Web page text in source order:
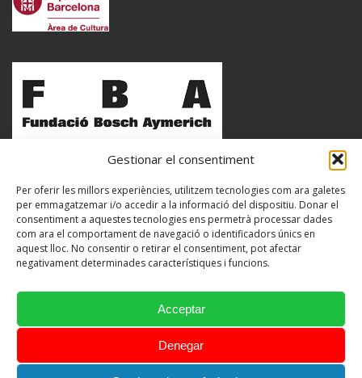
Gestionar el consentiment
Per oferir les millors experiències, utilitzem tecnologies com ara galetes
per emmagatzemar i/o accedir a la informació del dispositiu. Donar el
consentiment a aquestes tecnologies ens permetrà processar dades
com ara el comportament de navegació o identificadors únics en
aquest lloc. No consentir o retirar el consentiment, pot afectar
negativament determinades característiques i funcions.
Acceptar
Denegar